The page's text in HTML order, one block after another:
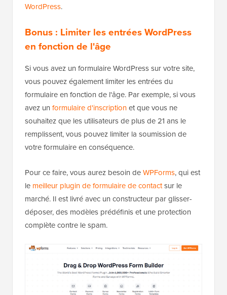
WordPress.
Bonus : Limiter les entrées WordPress
en fonction de l'âge
Si vous avez un formulaire WordPress sur votre site,
vous pouvez également limiter les entrées du
formulaire en fonction de l'âge. Par exemple, si vous
avez un formulaire d'inscriptionet que vous ne
souhaitez que les utilisateurs de plus de 21 ans le
remplissent, vous pouvez limiter la soumission de
votre formulaire en conséquence.
Pour ce faire, vous aurez besoin deWPForms, qui est
le meilleur plugin de formulaire de contactsur le
marché. Il est livré avec un constructeur par glisser-
déposer, des modèles prédéfinis et une protection
complète contre le spam.